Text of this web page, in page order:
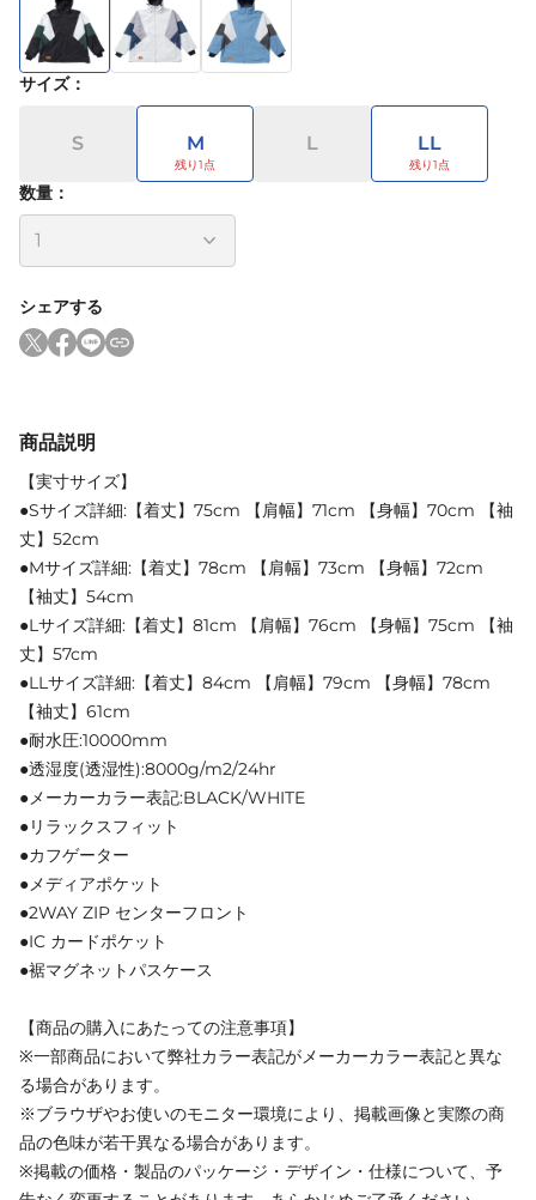
サイズ：
S M L LL
数量：
シェアする
商品説明
【実寸サイズ】
●Sサイズ詳細:【着丈】75cm 【肩幅】71cm 【身幅】70cm 【袖
丈】52cm
●Mサイズ詳細:【着丈】78cm 【肩幅】73cm 【身幅】72cm
【袖丈】54cm
●Lサイズ詳細:【着丈】81cm 【肩幅】76cm 【身幅】75cm 【袖
丈】57cm
●LLサイズ詳細:【着丈】84cm 【肩幅】79cm 【身幅】78cm
【袖丈】61cm
●耐水圧:10000mm
●透湿度(透湿性):8000g/m2/24hr
●メーカーカラー表記:BLACK/WHITE
●リラックスフィット
●カフゲーター
●メディアポケット
●2WAY ZIP センターフロント
●IC カードポケット
●裾マグネットパスケース
【商品の購入にあたっての注意事項】
※一部商品において弊社カラー表記がメーカーカラー表記と異な
る場合があります。
※ブラウザやお使いのモニター環境により、掲載画像と実際の商
品の色味が若干異なる場合があります。
※掲載の価格・製品のパッケージ・デザイン・仕様について、予